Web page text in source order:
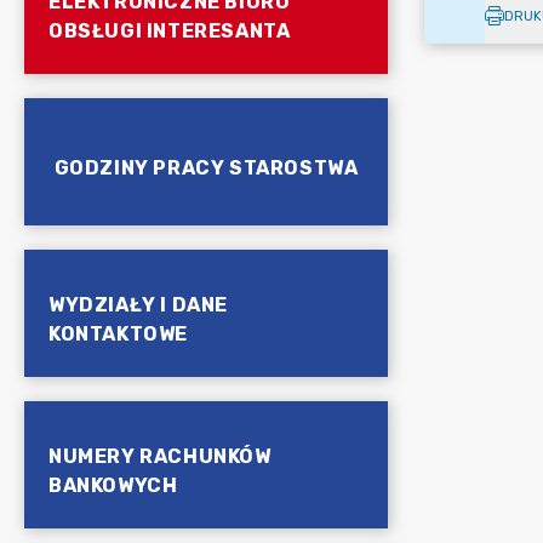
OBSŁUGI INTERESANTA
GODZINY PRACY STAROSTWA
WYDZIAŁY I DANE
KONTAKTOWE
NUMERY RACHUNKÓW
BANKOWYCH